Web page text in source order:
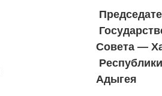
Совета —
Республики
Адыгея